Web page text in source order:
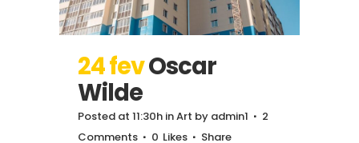
24 fevOscar
Wilde
Posted at 11:30h inArt by admin1
2
Comments
0 Likes Share